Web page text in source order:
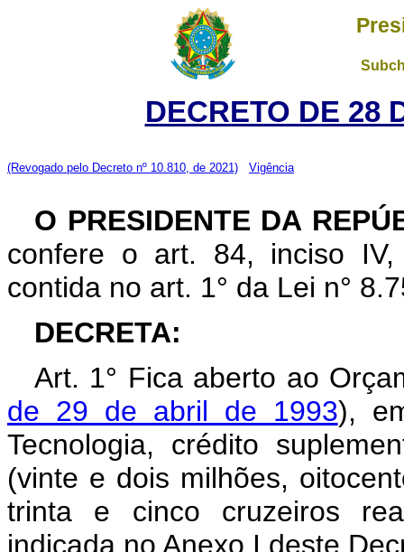
DECRETO DE 28
(Revogado pelo Decreto nº 10.810, de 2021) Vigência
O PRESIDENTE DA
confere o art. 84, inciso
contida no art. 1° da Lei n°
DECRETA:
Art. 1° Fica aberto ao
de 29 de abril de 1993),
Tecnologia, crédito
(vinte e dois milhões,
trinta e cinco cruzeiros
indicada no Anexo I deste